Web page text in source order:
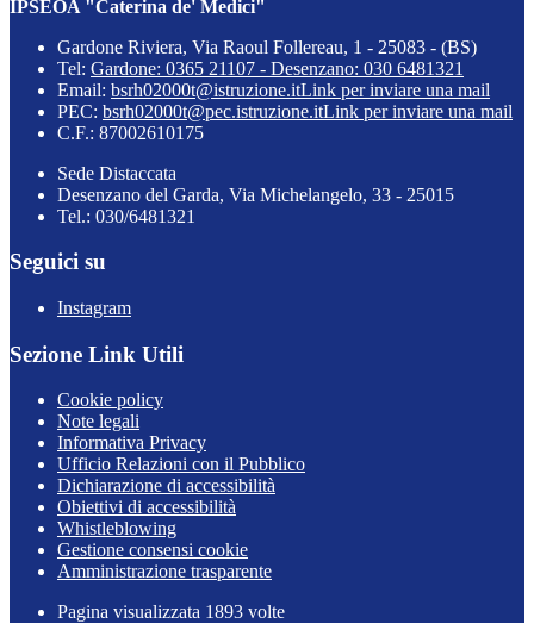
IPSEOA "Caterina de' Medici"
Gardone Riviera, Via Raoul Follereau, 1 - 25083 - (BS)
Tel: Gardone: 0365 21107 - Desenzano: 030 6481321
Email: bsrh02000t@istruzione.itLink per inviare una mail
PEC: bsrh02000t@pec.istruzione.itLink per inviare una mail
C.F.: 87002610175
Sede Distaccata
Desenzano del Garda, Via Michelangelo, 33 - 25015
Tel.: 030/6481321
Seguici su
Instagram
Sezione Link Utili
Cookie policy
Note legali
Informativa Privacy
Ufficio Relazioni con il Pubblico
Dichiarazione di accessibilità
Obiettivi di accessibilità
Whistleblowing
Gestione consensi cookie
Amministrazione trasparente
Pagina visualizzata 1893 volte